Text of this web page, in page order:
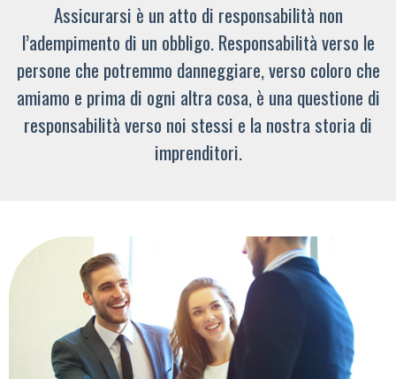
Assicurarsi è un atto di responsabilità non
l’adempimento di un obbligo. Responsabilità verso le
persone che potremmo danneggiare, verso coloro che
amiamo e prima di ogni altra cosa, è una questione di
responsabilità verso noi stessi e la nostra storia di
imprenditori.